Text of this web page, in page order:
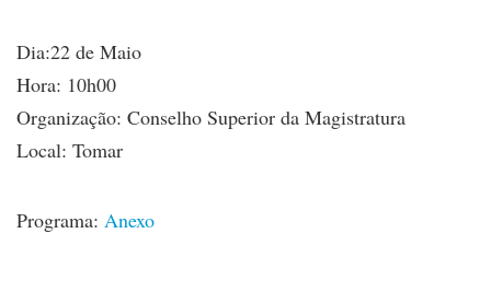
Dia:22 de Maio
Hora: 10h00
Organização: Conselho Superior da Magistratura
Local: Tomar
Programa: Anexo